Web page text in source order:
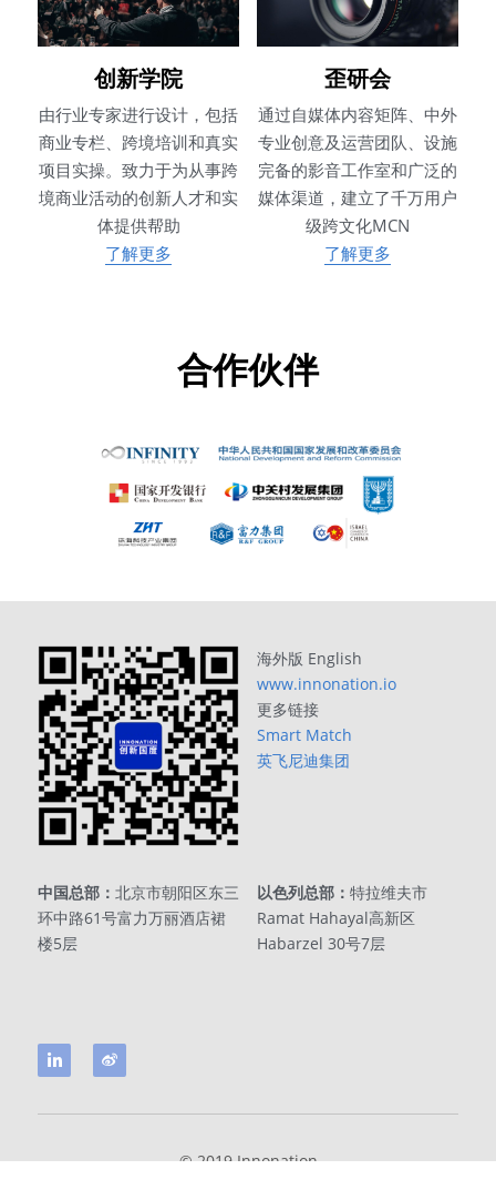
创新学院
由行业专家进行设计，包括
商业专栏、跨境培训和真实
项目实操。致力于为从事跨
境商业活动的创新人才和实
体提供帮助
了解更多
歪研会
通过自媒体内容矩阵、中外
专业创意及运营团队、设施
完备的影音工作室和广泛的
媒体渠道，建立了千万用户
级跨文化MCN
了解更多
合作伙伴
www.innonation.io
更多链接
Smart Match
英飞尼迪集团
中国总部： 北京市朝阳区东三
环中路61号富力万丽酒店裙
楼5层
以色列总部： 特拉维夫市
Ramat Hahayal高新区
Habarzel 30号7层
© 2019 Innonation